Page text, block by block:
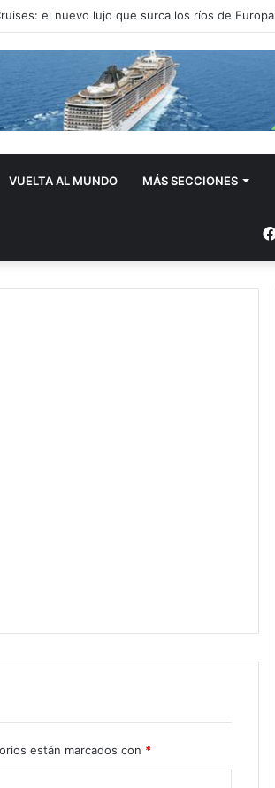
el nuevo lujo que surca los ríos de Europa
VUELTA AL MUNDO MÁS SECCIONES
están marcados con *